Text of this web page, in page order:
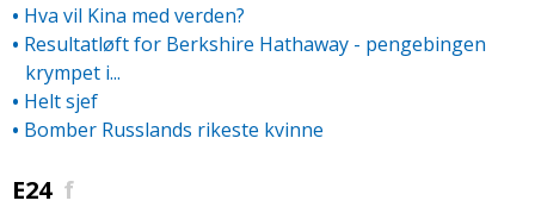
• Hva vil Kina med verden?
• Resultatløft for Berkshire Hathaway - pengebingen
krympet i...
• Helt sjef
• Bomber Russlands rikeste kvinne
E24 f